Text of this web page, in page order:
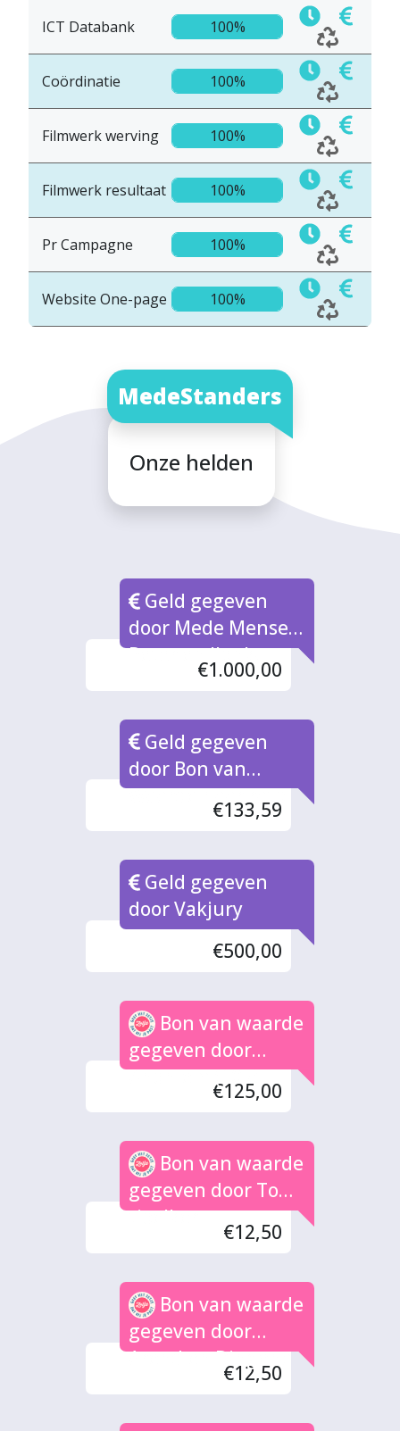
ICT Databank 100%
Coördinatie 100%
Filmwerk werving 100%
Filmwerk resultaat 100%
Pr Campagne 100%
Website One-page 100%
MedeStanders
Onze helden
Geld gegeven
door Mede Mensen
Peter en Ilonka
€1.000,00
Geld gegeven
door Bon van
Waarde naar rato
€133,59
Geld gegeven
door Vakjury
€500,00
Bon van waarde
gegeven door
Anoniem (10x)
€125,00
Bon van waarde
gegeven door Tom
tjoelker
€12,50
Bon van waarde
gegeven door
Arend en Dingena
€12,50